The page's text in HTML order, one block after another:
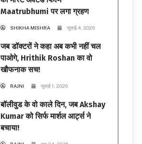
Maatrubhumi पर लगा ग्रहण
SHIKHA MISHRA जुलाई 4, 2026
जब डॉक्टरों ने कहा अब कभी नहीं चल
पाओगे, Hrithik Roshan का वो
खौफनाक सच!
RAJNI जुलाई 1, 2026
बॉलीवुड के वो काले दिन, जब Akshay
Kumar को सिर्फ मार्शल आर्ट्स ने
बचाया!